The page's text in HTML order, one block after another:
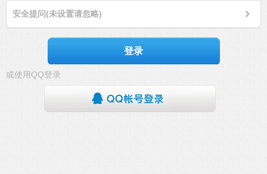
安全提问(未设置请忽略)
登录
或使用QQ登录